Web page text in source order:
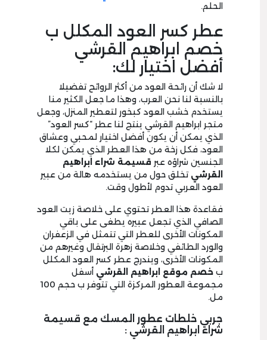
الحلم.
عطر كسر العود المكلل ب
خصم ابراهيم القرشي
أفضل اختيار لك:
لا شك أن رائحة العود من أكثر الروائح تفضيلا
بالنسبة لنا نحن العرب، وهذا ما جعل الكثير منا
يستخدم خشب العود كبخور لتعطير المنزل، وجعل
متجر ابراهيم القرشي ينتج لنا عطر “كسر العود”
الذي يمكن أن يكون أفضل اختيار لمحبي وعشاق
العود، فكل زخة من هذا العطر الذي يمكن لكلا
الجنسين شراؤه عبر قسيمة شراء ابراهيم
القرشي تخلق حول من يستخدمه هالة من عبير
العود العربي تدوم لأطول وقت.
فقاعدة هذا العطر تحتوي على خلاصة زيت العود
الصافي الذي تجعل عبيره يطغى على باقي
المكونات الأخرى للعطر التي تتمثل في الزعفران
والورد الطائفي وخلاصة زهرة البرتقال وغيرهم من
المكونات الأخرى، ويندرج عطر كسر العود المكلل
ب خصم موقع ابراهيم القرشي أسفل
مجموعة العطور المركزة التي تتوفر ب حجم 100
مل.
جربي خلطات عطور المسك مع قسيمة
شراء ابراهيم القرشي :